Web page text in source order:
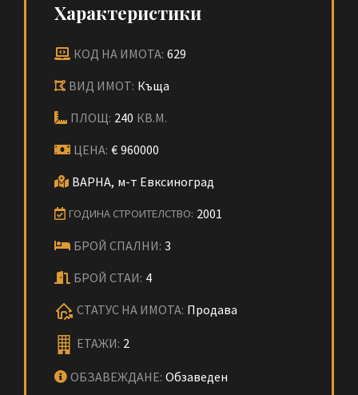
Характеристики
КОД НА ИМОТА: 629
ВИД ИМОТ: Къща
ПЛОЩ: 240 КВ.М.
ЦЕНА: € 960000
ВАРНА, м-т Евксиноград
ГОДИНА СТРОИТЕЛСТВО: 2001
БРОЙ СПАЛНИ: 3
БРОЙ СТАИ: 4
СТАТУС НА ИМОТА: Продава
ЕТАЖИ: 2
ОБЗАВЕЖДАНЕ: Обзаведен